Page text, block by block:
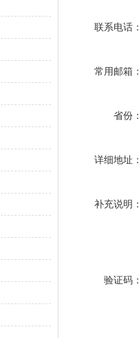
联系电话：
常用邮箱：
省份：
详细地址：
补充说明：
验证码：